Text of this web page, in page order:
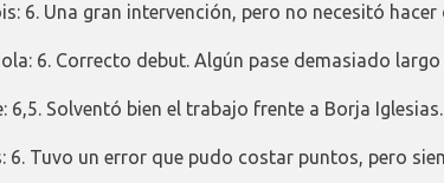
6. Una gran intervención, pero no necesitó
6. Correcto debut. Algún pase demasiado
6,5. Solventó bien el trabajo frente a Borja Iglesias.
6. Tuvo un error que pudo costar puntos, pero